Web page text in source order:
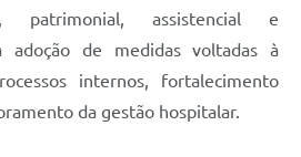
patrimonial, assistencial e
adoção de medidas voltadas à
internos, fortalecimento
da gestão hospitalar.